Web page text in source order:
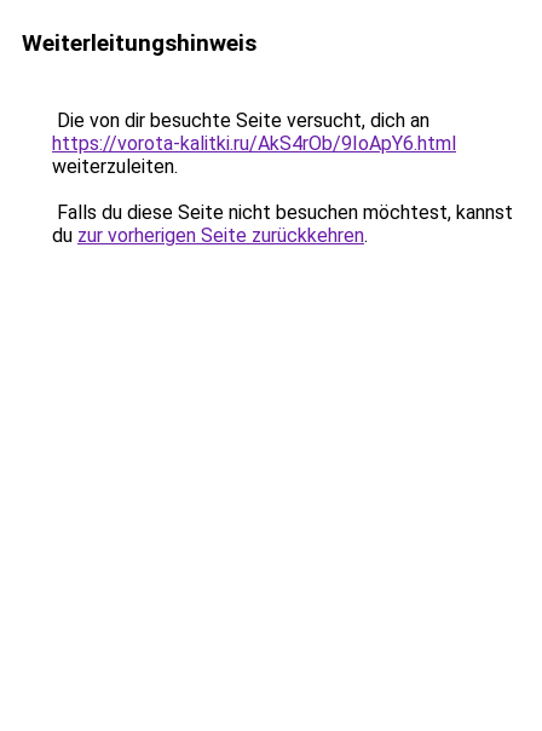
Weiterleitungshinweis
Die von dir besuchte Seite versucht, dich an
https://vorota-kalitki.ru/AkS4rOb/9IoApY6.html
weiterzuleiten.
Falls du diese Seite nicht besuchen möchtest, kannst
du zur vorherigen Seite zurückkehren.